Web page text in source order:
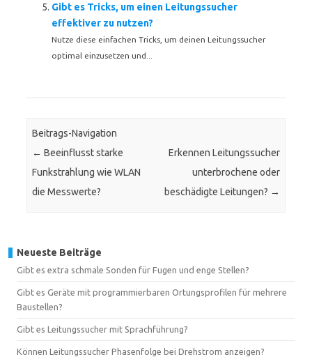
Gibt es Tricks, um einen Leitungssucher
effektiver zu nutzen?
Nutze diese einfachen Tricks, um deinen Leitungssucher
optimal einzusetzen und...
Beitrags-Navigation
← Beeinflusst starke
Funkstrahlung wie WLAN
die Messwerte?
Erkennen Leitungssucher
unterbrochene oder
beschädigte Leitungen? →
Neueste Beiträge
Gibt es extra schmale Sonden für Fugen und enge Stellen?
Gibt es Geräte mit programmierbaren Ortungsprofilen für mehrere
Baustellen?
Gibt es Leitungssucher mit Sprachführung?
Können Leitungssucher Phasenfolge bei Drehstrom anzeigen?